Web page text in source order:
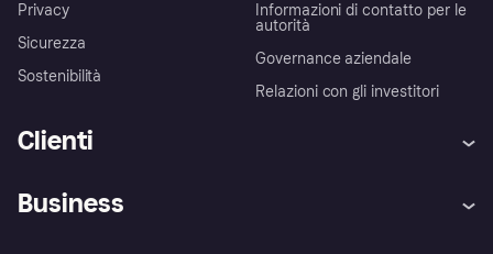
Privacy
Sicurezza
Sostenibilità
Informazioni di contatto per le
autorità
Governance aziendale
Relazioni con gli investitori
Clienti
Assistenza
Business